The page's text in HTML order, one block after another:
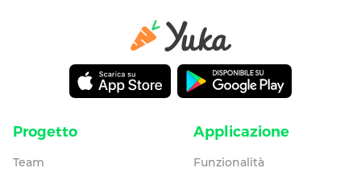
Progetto
Team
Applicazione
Funzionalità